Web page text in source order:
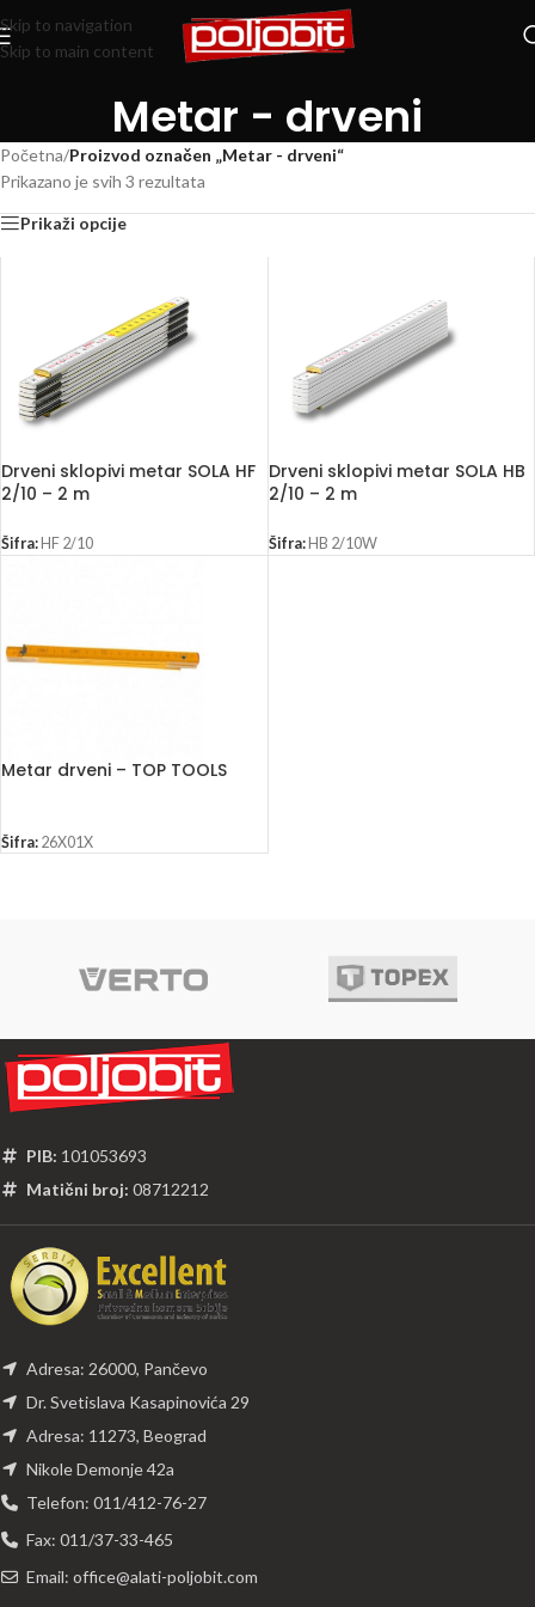
Skip to navigation
Skip to main content
Metar - drveni
Početna/Proizvod označen „Metar - drveni“
Prikazano je svih 3 rezultata
Prikaži opcije
Drveni sklopivi metar SOLA HF
2/10 – 2 m
Šifra: HF 2/10
Drveni sklopivi metar SOLA HB
2/10 – 2 m
Šifra: HB 2/10W
Metar drveni – TOP TOOLS
Šifra: 26X01X
PIB: 101053693
Matični broj: 08712212
Adresa: 26000, Pančevo
Dr. Svetislava Kasapinovića 29
Adresa: 11273, Beograd
Nikole Demonje 42a
Telefon: 011/412-76-27
Fax: 011/37-33-465
Email: office@alati-poljobit.com